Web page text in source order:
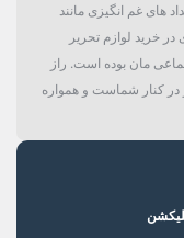
های غم انگیزی مانند
خرید لوازم تحریر
مان بوده است. راز
در کنار شماست و همواره